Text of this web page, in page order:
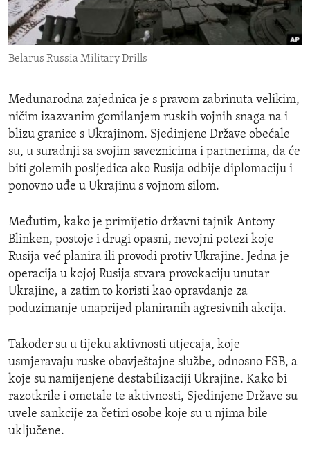
ENVIRONMENT AND HEALTH
IDEALS AND INSTITUTIONS
Belarus Russia Military Drills
Međunarodna zajednica je s pravom zabrinuta velikim,
ničim izazvanim gomilanjem ruskih vojnih snaga na i
blizu granice s Ukrajinom. Sjedinjene Države obećale
su, u suradnji sa svojim saveznicima i partnerima, da će
biti golemih posljedica ako Rusija odbije diplomaciju i
ponovno uđe u Ukrajinu s vojnom silom.
Međutim, kako je primijetio državni tajnik Antony
Blinken, postoje i drugi opasni, nevojni potezi koje
Rusija već planira ili provodi protiv Ukrajine. Jedna je
operacija u kojoj Rusija stvara provokaciju unutar
Ukrajine, a zatim to koristi kao opravdanje za
poduzimanje unaprijed planiranih agresivnih akcija.
Također su u tijeku aktivnosti utjecaja, koje
usmjeravaju ruske obavještajne službe, odnosno FSB, a
koje su namijenjene destabilizaciji Ukrajine. Kako bi
razotkrile i ometale te aktivnosti, Sjedinjene Države su
uvele sankcije za četiri osobe koje su u njima bile
uključene.